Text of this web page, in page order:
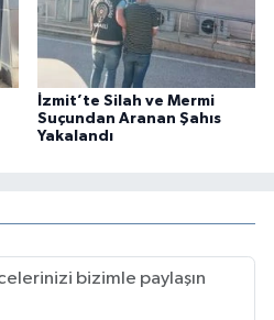
İzmit’te Silah ve Mermi
Suçundan Aranan Şahıs
Yakalandı